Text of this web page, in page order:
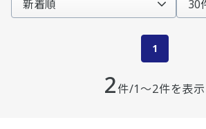
2件/1～2件を表示
1